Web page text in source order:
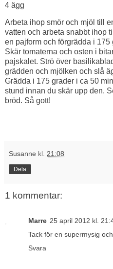
4 ägg
Arbeta ihop smör och mjöl till
vatten och arbeta snabbt ihop
en pajform och förgrädda i 175
Skär tomaterna och osten i
pajskalet. Strö över
grädden och mjölken och slå
Grädda i 175 grader i ca 50
stund innan du skär upp den.
bröd. Så gott!
Susanne kl. 21:08
Dela
1 kommentar:
Marre 25 april 2012 kl.
Tack för en supermysig
Svara